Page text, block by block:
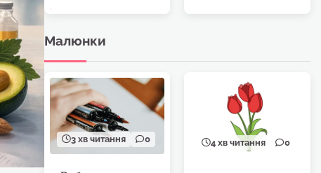
Малюнки
3 хв читання 0 4 хв читання 0